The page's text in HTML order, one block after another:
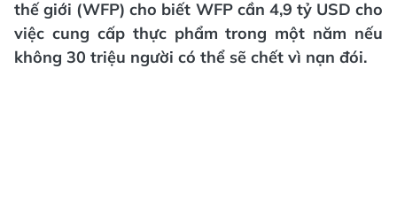
thế giới (WFP) cho biết WFP cần 4,9 tỷ USD cho
việc cung cấp thực phẩm trong một năm nếu
không 30 triệu người có thể sẽ chết vì nạn đói.